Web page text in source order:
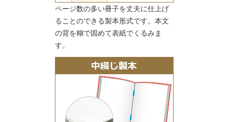
ページ数の多い冊子を丈夫に仕上げ
ることのできる製本形式です。本文
の背を糊で固めて表紙でくるみま
す。